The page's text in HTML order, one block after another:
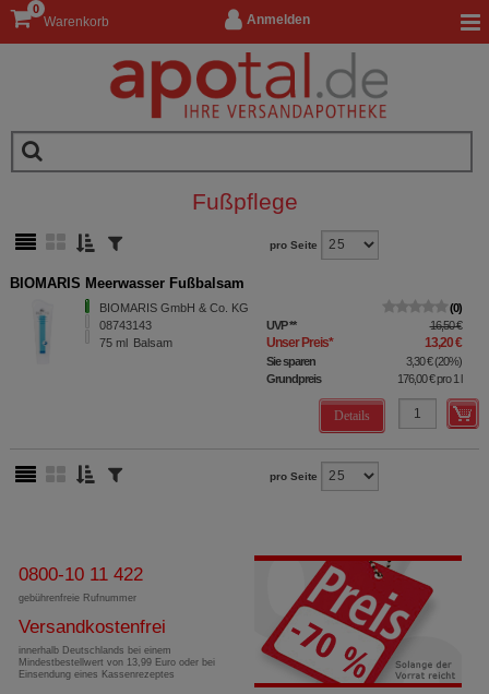
Anmelden
Warenkorb
0
Fußpflege
pro Seite
BIOMARIS Meerwasser Fußbalsam
BIOMARIS GmbH & Co. KG
08743143
75 ml Balsam
0
UVP** 16,50 €
Unser Preis* 13,20 €
Sie sparen 3,30 €(20%)
Grundpreis
176,00 €pro 1 l
Details
pro Seite
0800-10 11 422
gebührenfreie Rufnummer
Versandkostenfrei
innerhalb Deutschlands bei einem
Mindestbestellwert von 13,99 Euro oder bei
Einsendung eines Kassenrezeptes